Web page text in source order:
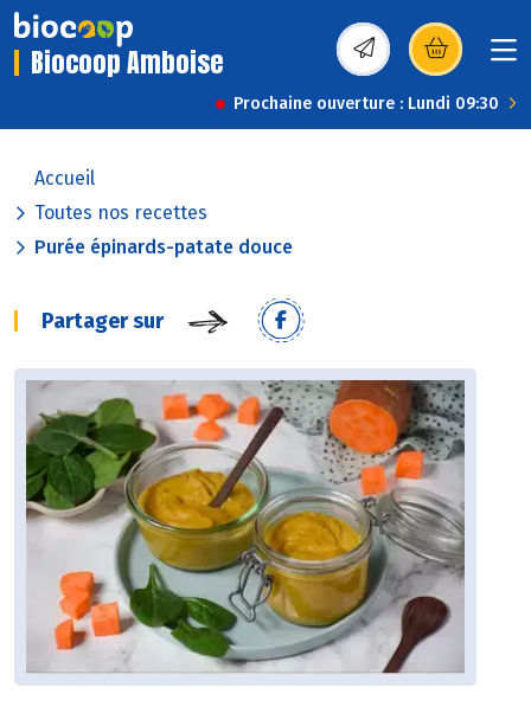
Biocoop Amboise (s’ouvre dans une
Prochaine ouverture : Lundi 09:30
Accueil
Toutes nos recettes
Purée épinards-patate douce
Partager sur